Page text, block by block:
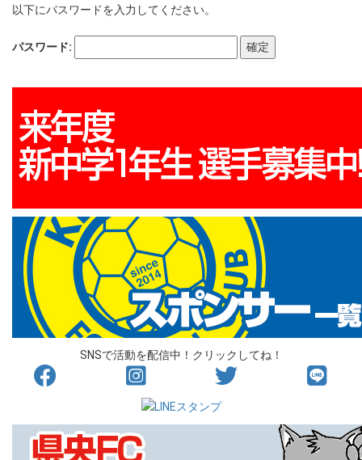
以下にパスワードを入力してください。
パスワード:
SNSで活動を配信中！クリックしてね！